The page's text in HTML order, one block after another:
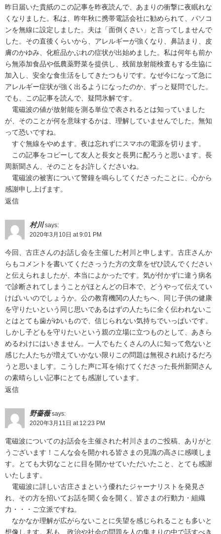
昨日届いた貴紙のこの記事を昨夜読んで、あまりの衝撃に夜眠れな
くなりました。私は、昨年秋に携帯電話会社に勧められて、パソコ
ンを無線に設定しました。夫は「面倒くさい」と言ってしませんで
した。その直後くらいから、アレルギーが強くなり、鼻詰まり、皮
膚のかゆみ、化粧品かぶれの症状が出始めました。私は何年も前か
ら無添加食品や低農薬野菜を提供し、残留放射能検査もする生協に
加入し、安全な食生活をしてきたつもりです。なぜ今になって急に
アレルギー症状が強く出るようになったのか、ずっと疑問でした。
でも、この記事を読んで、疑問氷解です。
電磁波の値が放射能を測る単位で表されるとは知っていました
が、そのことが何を意味するかは、理解していませんでした。無知
って恐いですね。
すぐ無線をやめます。夜は忘れずにスマホの電源を切ります。
この記事をコピーして友人と長女と長男に配ろうと思います。長
周新聞さん、そのことをお許しくださいね。
電磁波の被害について警鐘を鳴らしてくださったことに、心から
感謝申し上げます。
返信
村川 says:
2020年3月10日 at 9:01 PM
今回、古庄さんのお話し会を主催した村川と申します。古庄さんか
らもコメントを書いてくださっうた方の文章をぜひ読んでください
と伝えられましたが、本当によかったです。気が付かずに違う病名
で診断されてしまうことがほとんどの日本で、どうやって伝えてい
けばいいのでしょうか。公の教育機関の人たちへ、同じ子供の健康
を守りたいという同じ思いであるはずの人たちに全く伝われないこ
とはとても歯がゆいもので、信じられない気持ちでいっぱいです。
しかし子どもを守りたいという親の立場に立つものとして、あきら
めるわけにはいきません。一人でもたくさんの人に知って危ないと
感じた人たちが増えていかない限りこの問題は無視され続けるだろ
うと思いましす。こうした声に耳を傾けてくださった長州新聞さん
の素晴らしい記事にとても感謝しています。
返信
野薔薇 says:
2020年3月11日 at 12:23 PM
電磁波についてのお話会を主催された村川さまのご投稿、ありがと
うございます！こんな会を開かれる皆さまの見識の高さに感嘆しま
す。とても大切なことに目を開かせていただいたこと、とても感謝
いたします。
電磁波に詳しい古庄さまという優れたジャーナリストを発見さ
れ、その方を招いてお話を聞く会を開く、皆さまの行動力・組織
力・・・ご立派ですね。
なかなか理解が広がらないことに失望を感じられることも多いと
想像します。私も、政治や社会の問題を人の集まりの中で話すべき